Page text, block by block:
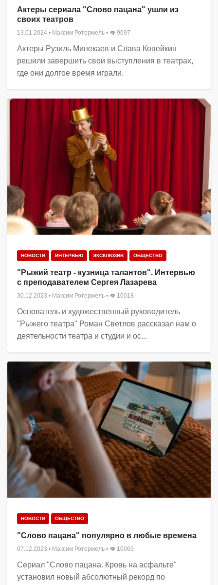
Актеры сериала "Слово пацана" ушли из
своих театров
13.01.2024 • Максим Ротермель • 👁 9097
Актеры Рузиль Минекаев и Слава Копейкин
решили завершить свои выступления в театрах,
где они долгое время играли.
НОВОСТИ ИНТЕРВЬЮ ЭКСКЛЮЗИВ ОБЩЕСТВО
"Рыжий театр - кузница талантов". Интервью
с преподавателем Сергея Лазарева
30.12.2023 • Максим Ротермель • 👁 10018
Основатель и художественный руководитель
"Рыжего театра" Роман Светлов рассказал нам о
деятельности театра и студии и ос...
НОВОСТИ ОБЩЕСТВО
"Слово пацана" популярно в любые времена
07.12.2023 • Максим Ротермель • 👁 10069
Сериал "Слово пацана. Кровь на асфальте"
установил новый абсолютный рекорд по